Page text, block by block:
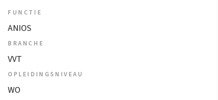
FUNCTIE
ANIOS
BRANCHE
VVT
OPLEIDINGSNIVEAU
WO